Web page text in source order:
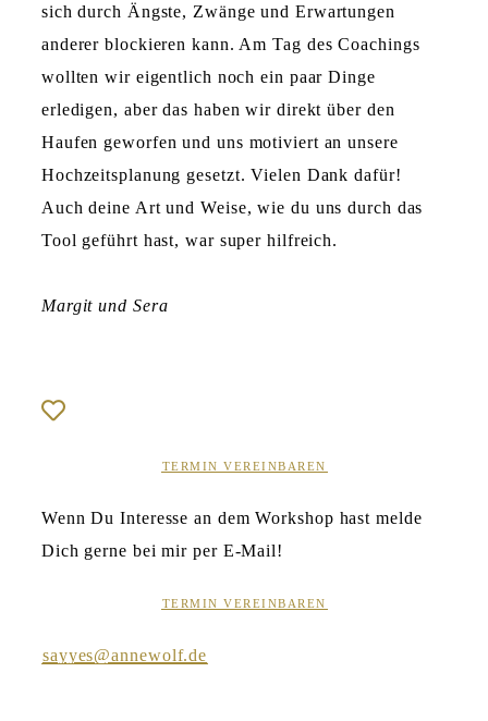
sich durch Ängste, Zwänge und Erwartungen
anderer blockieren kann. Am Tag des Coachings
wollten wir eigentlich noch ein paar Dinge
erledigen, aber das haben wir direkt über den
Haufen geworfen und uns motiviert an unsere
Hochzeitsplanung gesetzt. Vielen Dank dafür!
Auch deine Art und Weise, wie du uns durch das
Tool geführt hast, war super hilfreich.
Margit und Sera
TERMIN VEREINBAREN
Wenn Du Interesse an dem Workshop hast melde
Dich gerne bei mir per E-Mail!
TERMIN VEREINBAREN
sayyes@annewolf.de